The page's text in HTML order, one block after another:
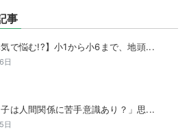
事
気で悩む!?】小1から小6まで、地頭...
日
子は人間関係に苦手意識あり？」思...
日